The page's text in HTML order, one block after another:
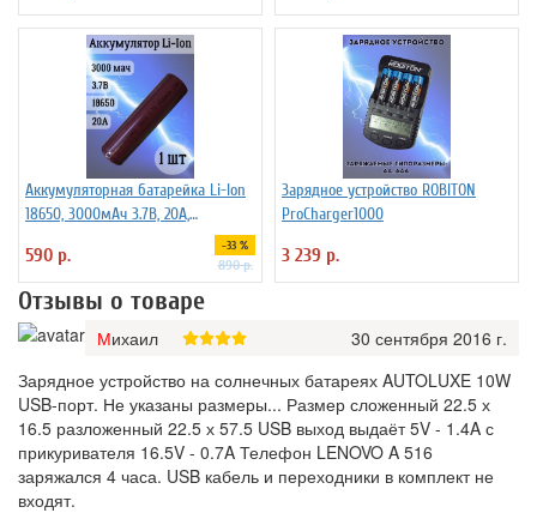
Аккумуляторная батарейка Li-Ion
18650, 3000мАч 3.7В, 20A,
высокомощный, незащищенный
590 р. -33 %
890 р.
Зарядное устройство ROBITON
ProCharger1000
3 239 р.
Отзывы о товаре
Михаил
30 сентября 2016 г.
Зарядное устройство на солнечных батареях AUTOLUXE 10W
USB-порт. Не указаны размеры... Размер сложенный 22.5 х
16.5 разложенный 22.5 х 57.5 USB выход выдаёт 5V - 1.4A с
прикуривателя 16.5V - 0.7A Телефон LENOVO A 516
заряжался 4 часа. USB кабель и переходники в комплект не
входят.